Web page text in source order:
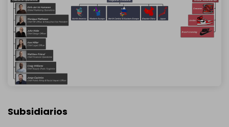
Subsidiarios